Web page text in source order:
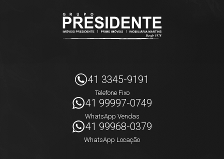
41 3345-9191
Telefone Fixo
41 99997-0749
WhatsApp Vendas
41 99968-0379
WhatsApp Locação